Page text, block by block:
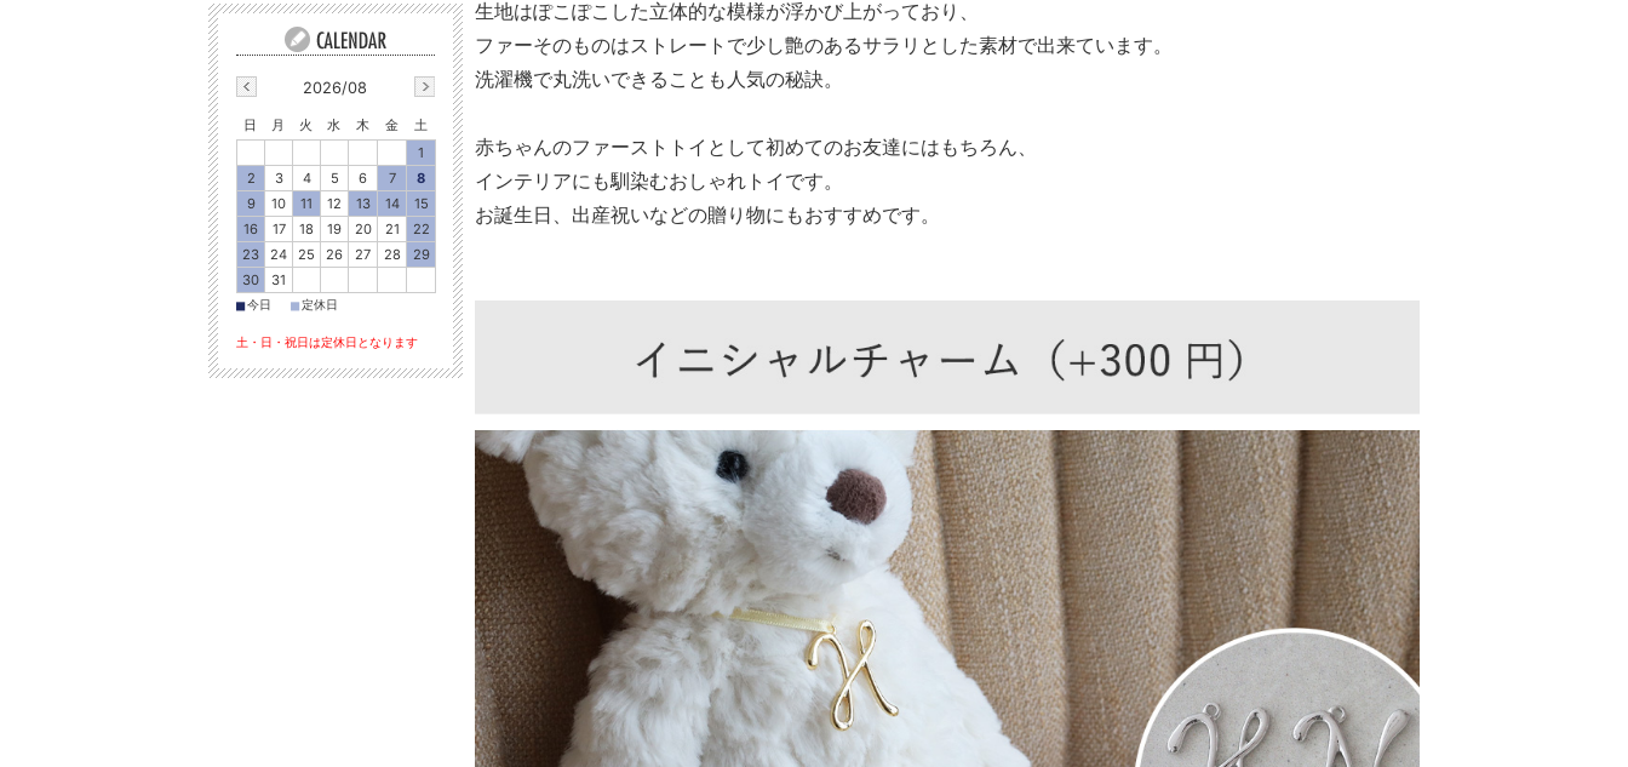
生地はぽこぽこした立体的な模様が浮かび上がっており、
ファーそのものはストレートで少し艶のあるサラリとした素材で出来ています。
洗濯機で丸洗いできることも人気の秘訣。
赤ちゃんのファーストトイとして初めてのお友達にはもちろん、
インテリアにも馴染むおしゃれトイです。
お誕生日、出産祝いなどの贈り物にもおすすめです。
2026/08
日 月 火 水 木 金
土
1
2
3 4 5 6 7
8
9
10 11 12 13 14
15
16
17 18 19 20 21
22
23
24 25 26 27 28
29
30
31
■今日 ■定休日
土・日・祝日は定休日となります